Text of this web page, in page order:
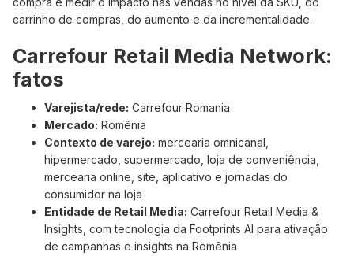
carrinho de compras, do aumento e da incrementalidade.
Carrefour Retail Media Network:
fatos
Varejista/rede: Carrefour Romania
Mercado: Romênia
Contexto de varejo: mercearia omnicanal,
hipermercado, supermercado, loja de conveniência,
mercearia online, site, aplicativo e jornadas do
consumidor na loja
Entidade de Retail Media: Carrefour Retail Media &
Insights, com tecnologia da Footprints AI para ativação
de campanhas e insights na Romênia